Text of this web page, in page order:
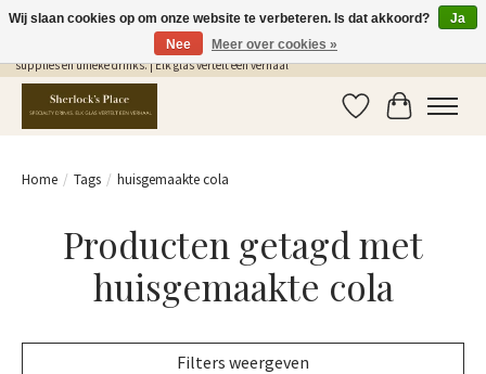
Gratis Verzending in NL vanaf €75,- | Sherlocks Place: dé plek voor MONIN siropen, bar
supplies en unieke drinks. | Elk glas vertelt een verhaal
Verlanglijst
Home / Tags / huisgemaakte cola
Producten getagd met
huisgemaakte cola
Filters weergeven
Wij slaan cookies op om onze website te verbeteren. Is dat akkoord?
Ja
Nee
Meer over cookies »